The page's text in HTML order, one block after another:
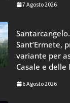
7 Agosto 2026
Sant’Ermete,
variante per
Casale e
6 Agosto 2026